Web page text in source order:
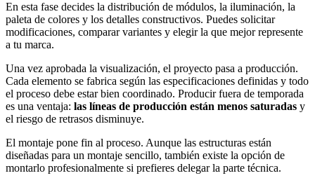
En esta fase decides la distribución de módulos, la iluminación, la
paleta de colores y los detalles constructivos. Puedes solicitar
modificaciones, comparar variantes y elegir la que mejor represente
a tu marca.
Una vez aprobada la visualización, el proyecto pasa a producción.
Cada elemento se fabrica según las especificaciones definidas y todo
el proceso debe estar bien coordinado. Producir fuera de temporada
es una ventaja: las líneas de producción están menos saturadas y
el riesgo de retrasos disminuye.
El montaje pone fin al proceso. Aunque las estructuras están
diseñadas para un montaje sencillo, también existe la opción de
montarlo profesionalmente si prefieres delegar la parte técnica.